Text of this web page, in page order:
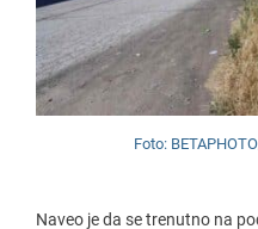
Foto:
Naveo je da se trenutno na